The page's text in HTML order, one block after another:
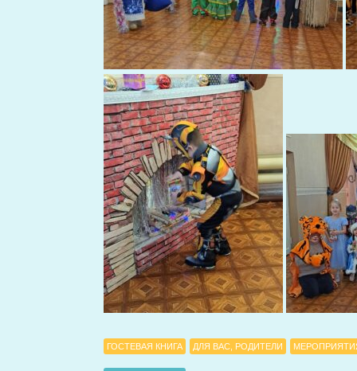
ГОСТЕВАЯ КНИГА ДЛЯ ВАС, РОДИТЕЛИ